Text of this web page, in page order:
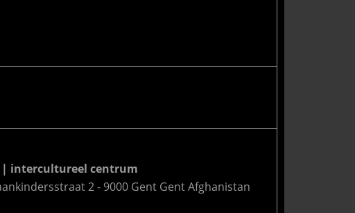
| intercultureel centrum
2 - 9000 Gent Gent Afghanistan